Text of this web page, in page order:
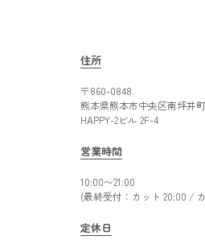
住所
〒860-0848
熊本県熊本市中央区南坪井
HAPPY-2ビル 2F-4
営業時間
10:00〜21:00
(最終受付：カット 20:00 /
定休日